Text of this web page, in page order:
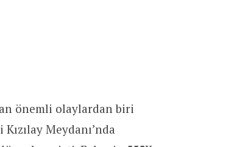
önemli olaylardan biri
Meydanı’nda